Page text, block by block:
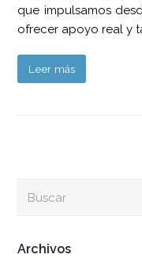
que impulsamos
ofrecer apoyo real y
Leer más
Archivos